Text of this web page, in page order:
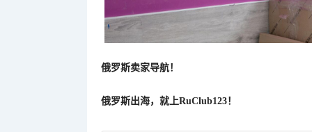
俄罗斯卖家导航！
俄罗斯出海，就上RuClub123！